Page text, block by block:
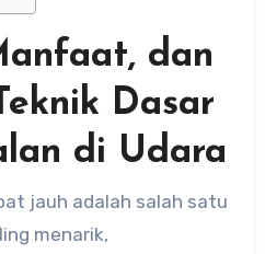
dan
Dasar
di Udara
menarik,